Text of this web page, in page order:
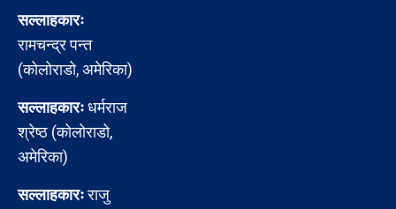
सल्लाहकारः
रामचन्द्र पन्त
(कोलोराडो, अमेरिका)
सल्लाहकारःधर्मराज
श्रेष्ठ (कोलोराडो,
अमेरिका)
सल्लाहकारःराजु